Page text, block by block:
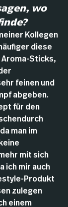
wo
Kollegen
diese
Sticks,
feinen und
abgeben.
für den
man im
mit sich
ich mir auch
Produkt
zulegen
einem